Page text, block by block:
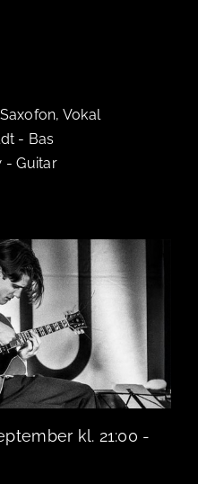
Saxofon, Vokal
- Bas
-Guitar
kl. 21:00 -